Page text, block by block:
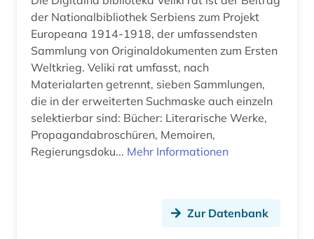
der Nationalbibliothek Serbiens zum Projekt
Europeana 1914-1918, der umfassendsten
Sammlung von Originaldokumenten zum Ersten
Weltkrieg. Veliki rat umfasst, nach
Materialarten getrennt, sieben Sammlungen,
die in der erweiterten Suchmaske auch einzeln
selektierbar sind: Bücher: Literarische Werke,
Propagandabroschüren, Memoiren,
Regierungsdoku... Mehr Informationen
Zur Datenbank